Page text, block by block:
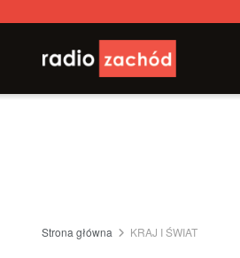
Strona główna KRAJ I ŚWIAT